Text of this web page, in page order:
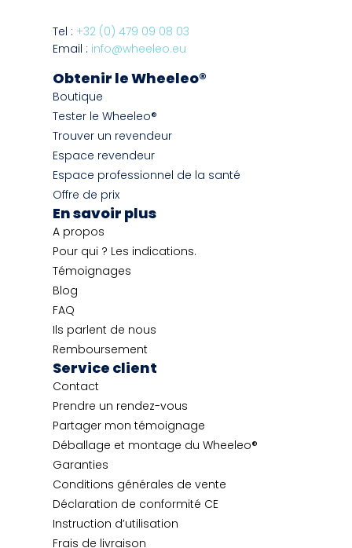
Tel : +32 (0) 479 09 08 03
Email : info@wheeleo.eu
Obtenir le Wheeleo®
Boutique
Tester le Wheeleo®
Trouver un revendeur
Espace revendeur
Espace professionnel de la santé
Offre de prix
En savoir plus
A propos
Pour qui ? Les indications.
Témoignages
Blog
FAQ
Ils parlent de nous
Remboursement
Service client
Contact
Prendre un rendez-vous
Partager mon témoignage
Déballage et montage du Wheeleo®
Garanties
Conditions générales de vente
Déclaration de conformité CE
Instruction d’utilisation
Frais de livraison